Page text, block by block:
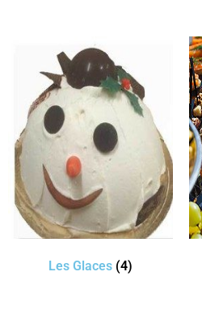
Les Glaces (4)